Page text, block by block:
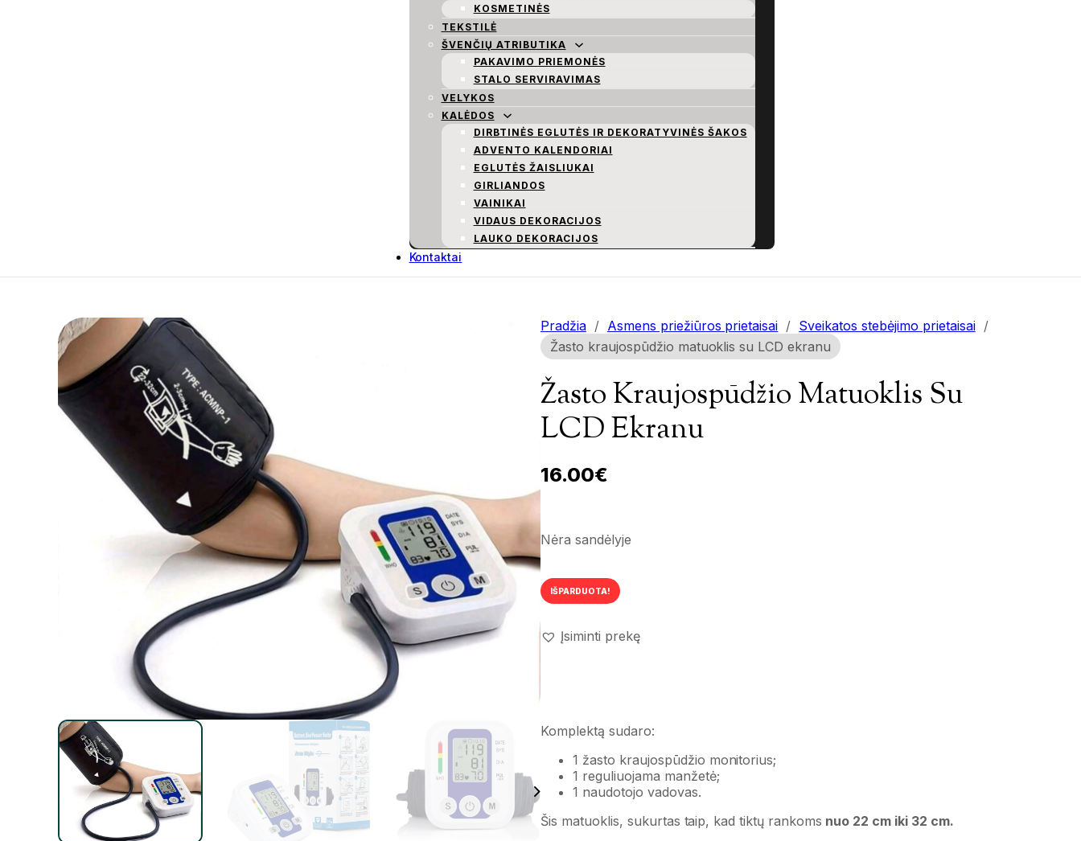
KOSMETINĖS
TEKSTILĖ
ŠVENČIŲ ATRIBUTIKA
PAKAVIMO PRIEMONĖS
STALO SERVIRAVIMAS
VELYKOS
KALĖDOS
DIRBTINĖS EGLUTĖS IR DEKORATYVINĖS ŠAKOS
ADVENTO KALENDORIAI
EGLUTĖS ŽAISLIUKAI
GIRLIANDOS
VAINIKAI
VIDAUS DEKORACIJOS
LAUKO DEKORACIJOS
Kontaktai
Pradžia / Asmens priežiūros prietaisai / Sveikatos stebėjimo prietaisai /
Žasto kraujospūdžio matuoklis su LCD ekranu
Žasto Kraujospūdžio Matuoklis Su
LCD Ekranu
16.00€
Nėra sandėlyje
IŠPARDUOTA!
Įsiminti prekę
Komplektą sudaro:
1 žasto kraujospūdžio monitorius;
1 reguliuojama manžetė;
1 naudotojo vadovas.
Šis matuoklis, sukurtas taip, kad tiktų rankoms nuo 22 cm iki 32 cm.